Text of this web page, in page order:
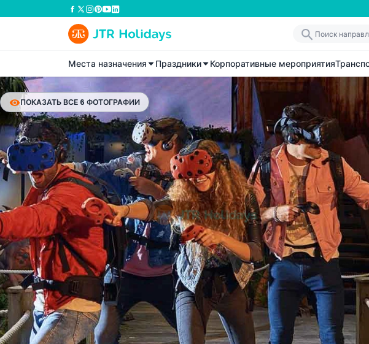
Места назначения Праздники Корпоративные мероприятия
ПОКАЗАТЬ ВСЕ 6 ФОТОГРАФИИ